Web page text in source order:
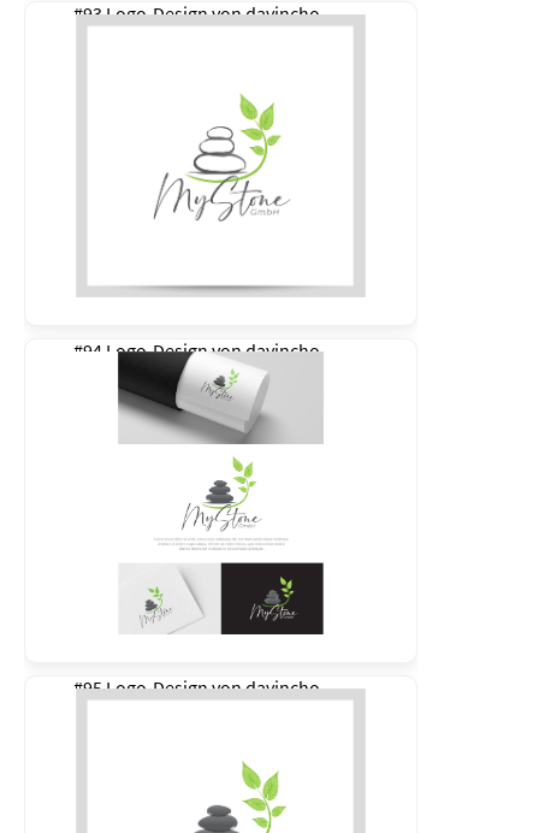
#93 Logo-Design vondavincho
#94 Logo-Design vondavincho
#95 Logo-Design vondavincho